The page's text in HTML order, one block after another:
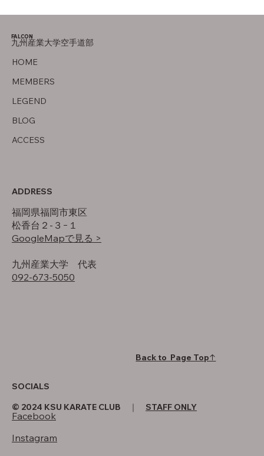
HOME
MEMBERS
LEGEND
BLOG
ACCESS
FALCON
九州産業大学空手道部
ADDRESS
福岡県福岡市東区
松香台２-３−１
GoogleMapで見る >
​九州産業大学 代表
092-673-5050
SOCIALS
Facebook
Instagram
Back to Page Top↑
© 2024 KSU KARATE CLUB ｜ STAFF ONLY